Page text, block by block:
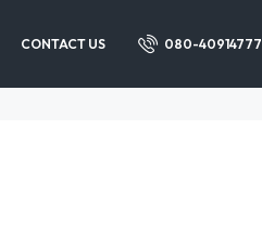
CONTACT US 080-40914777